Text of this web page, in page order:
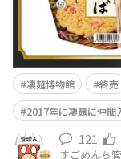
凄麺博物館 終売
2017年に凄麺に仲間
121
すごめんち